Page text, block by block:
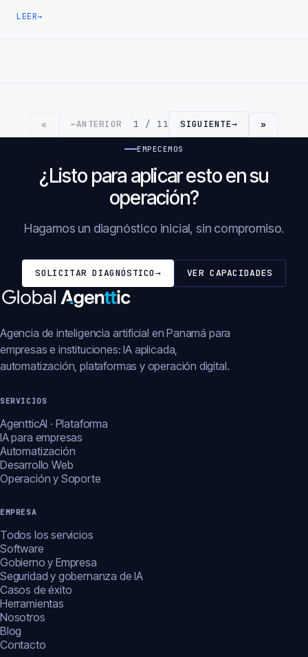
LEER→
« ←ANTERIOR 1 / 11 SIGUIENTE→ »
EMPECEMOS
¿Listo para aplicar esto en su
operación?
Hagamos un diagnóstico inicial, sin compromiso.
SOLICITAR DIAGNÓSTICO→ VER CAPACIDADES
Agencia de inteligencia artificial en Panamá para
empresas e instituciones: IA aplicada,
automatización, plataformas y operación digital.
SERVICIOS
AgentticAI · Plataforma
IA para empresas
Automatización
Desarrollo Web
Operación y Soporte
EMPRESA
Todos los servicios
Software
Gobierno y Empresa
Seguridad y gobernanza de IA
Casos de éxito
Herramientas
Nosotros
Blog
Contacto